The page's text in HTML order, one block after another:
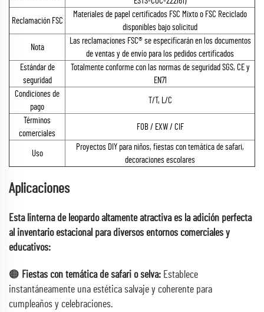
Reclamación FSC
Materiales de papel certificados FSC Mixto o FSC Reciclado
disponibles bajo solicitud
Nota
Las reclamaciones FSC® se especificarán en los documentos
de ventas y de envío para los pedidos certificados
Estándar de
seguridad
Totalmente conforme con las normas de seguridad SGS, CE y
EN71
Condiciones de
pago
T/T, L/C
Términos
comerciales
FOB / EXW / CIF
Uso
Proyectos DIY para niños, fiestas con temática de safari,
decoraciones escolares
Aplicaciones
Esta linterna de leopardo altamente atractiva es la adición perfecta
al inventario estacional para diversos entornos comerciales y
educativos:
🟠 Fiestas con temática de safari o selva: Establece
instantáneamente una estética salvaje y coherente para
cumpleaños y celebraciones.